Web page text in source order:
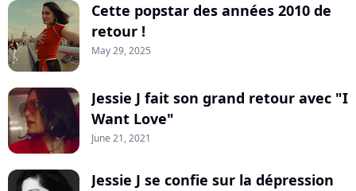
Cette popstar des années 2010 de
retour !
May 29, 2025
Jessie J fait son grand retour avec "I
Want Love"
June 21, 2021
Jessie J se confie sur la dépression